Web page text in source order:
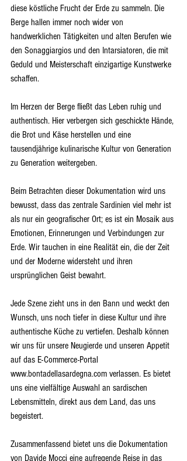
diese köstliche Frucht der Erde zu sammeln. Die
Berge hallen immer noch wider von
handwerklichen Tätigkeiten und alten Berufen wie
den Sonaggiargios und den Intarsiatoren, die mit
Geduld und Meisterschaft einzigartige Kunstwerke
schaffen.
Im Herzen der Berge fließt das Leben ruhig und
authentisch. Hier verbergen sich geschickte Hände,
die Brot und Käse herstellen und eine
tausendjährige kulinarische Kultur von Generation
zu Generation weitergeben.
Beim Betrachten dieser Dokumentation wird uns
bewusst, dass das zentrale Sardinien viel mehr ist
als nur ein geografischer Ort; es ist ein Mosaik aus
Emotionen, Erinnerungen und Verbindungen zur
Erde. Wir tauchen in eine Realität ein, die der Zeit
und der Moderne widersteht und ihren
ursprünglichen Geist bewahrt.
Jede Szene zieht uns in den Bann und weckt den
Wunsch, uns noch tiefer in diese Kultur und ihre
authentische Küche zu vertiefen. Deshalb können
wir uns für unsere Neugierde und unseren Appetit
auf das E-Commerce-Portal
www.bontadellasardegna.com verlassen. Es bietet
uns eine vielfältige Auswahl an sardischen
Lebensmitteln, direkt aus dem Land, das uns
begeistert.
Zusammenfassend bietet uns die Dokumentation
von Davide Mocci eine aufregende Reise in das